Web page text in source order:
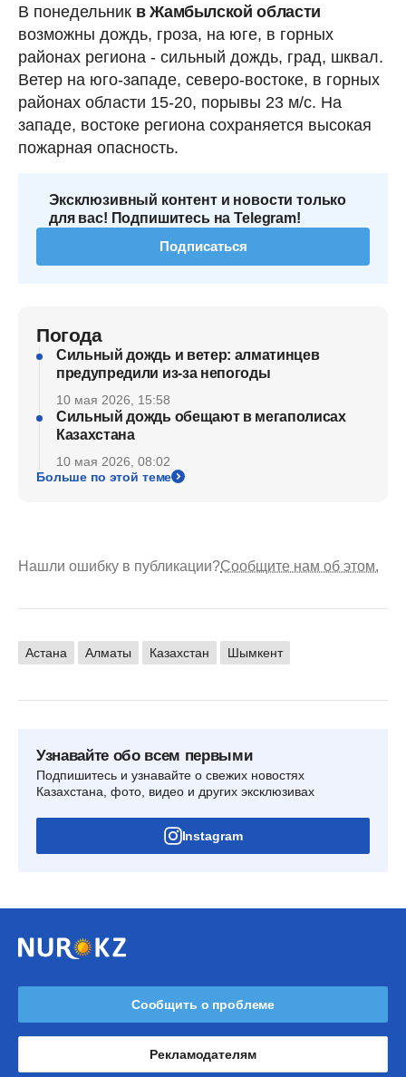
В понедельник в Жамбылской области
возможны дождь, гроза, на юге, в горных
районах региона - сильный дождь, град, шквал.
Ветер на юго-западе, северо-востоке, в горных
районах области 15-20, порывы 23 м/с. На
западе, востоке региона сохраняется высокая
пожарная опасность.
Эксклюзивный контент и новости только
для вас! Подпишитесь на Telegram!
Подписаться
Погода
Сильный дождь и ветер: алматинцев
предупредили из-за непогоды
10 мая 2026, 15:58
Сильный дождь обещают в мегаполисах
Казахстана
10 мая 2026, 08:02
Больше по этой теме
Нашли ошибку в публикации?Сообщите нам об этом.
Астана Алматы Казахстан Шымкент
Узнавайте обо всем первыми
Подпишитесь и узнавайте о свежих новостях
Казахстана, фото, видео и других эксклюзивах
Instagram
Сообщить о проблеме
Рекламодателям